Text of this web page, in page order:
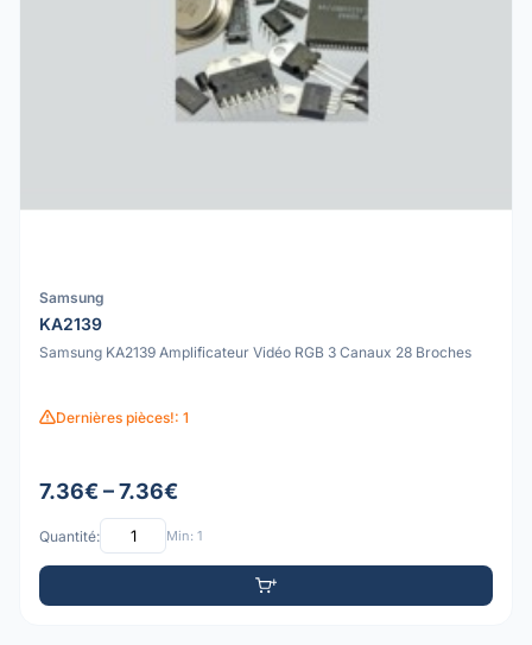
Samsung
KA2139
Samsung KA2139 Amplificateur Vidéo RGB 3 Canaux 28 Broches
Dernières pièces!: 1
7.36€ – 7.36€
Quantité: Min: 1